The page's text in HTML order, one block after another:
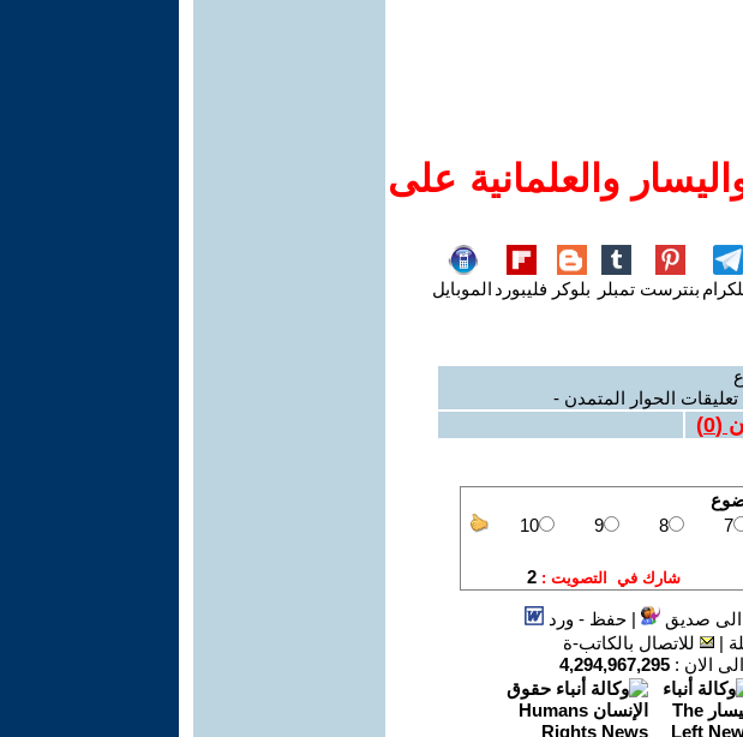
والعلمانية على
بنترست تمبلر بلوكر فليبورد الموبايل
الحوار المتمدن -
(
0
)
الى صديق |حفظ - ورد
|
للاتصال بالكاتب-ة
الان : 4,294,967,295